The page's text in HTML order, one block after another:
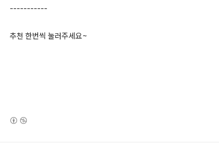
-----------
추천 한번씩 눌러주세요~